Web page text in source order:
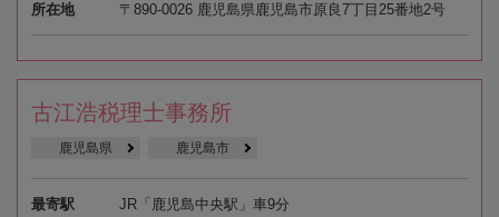
所在地 〒890-0026 鹿児島県鹿児島市原良7丁目25番地2号
古江浩税理士事務所
鹿児島県 鹿児島市
最寄駅 JR「鹿児島中央駅」車9分